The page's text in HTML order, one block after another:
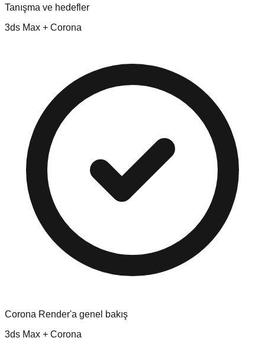
Tanışma ve hedefler
3ds Max + Corona
Corona Render'a genel bakış
3ds Max + Corona